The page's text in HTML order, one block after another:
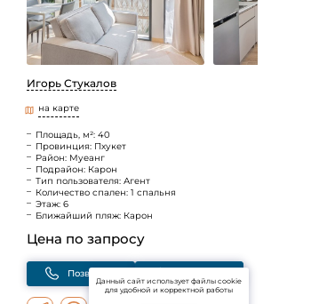
Игорь Стукалов
на карте
Площадь, м²: 40
Провинция: Пхукет
Район: Муеанг
Подрайон: Карон
Тип пользователя: Агент
Количество спален: 1 спальня
Этаж: 6
Ближайший пляж: Карон
Цена по запросу
Позвонить
Данный сайт использует файлы cookie
для удобной и корректной работы